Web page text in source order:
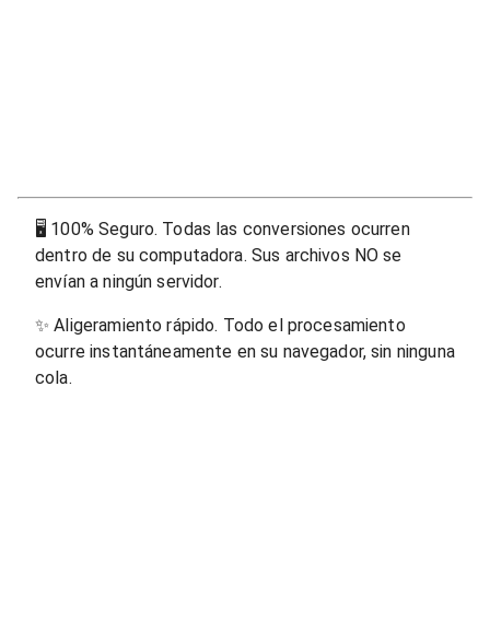
🖥 100% Seguro. Todas las conversiones ocurren
dentro de su computadora. Sus archivos NO se
envían a ningún servidor.
✨Aligeramiento rápido. Todo el procesamiento
ocurre instantáneamente en su navegador, sin ninguna
cola.